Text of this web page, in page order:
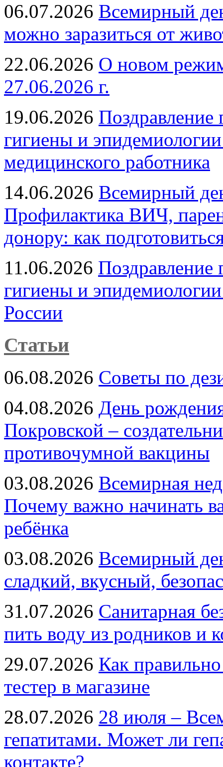
06.07.2026 Всемирный
можно заразиться от
22.06.2026 О новом
27.06.2026 г.
19.06.2026 Поздравление
гигиены и
медицинского работника
14.06.2026 Всемирный
Профилактика ВИЧ,
донору: как
11.06.2026 Поздравление
гигиены и
России
Статьи
06.08.2026 Советы по
04.08.2026 День
Покровской –
противочумной вакцины
03.08.2026 Всемирная
Почему важно начинать
ребёнка
03.08.2026 Всемирный
сладкий, вкусный,
31.07.2026 Санитарная
пить воду из родников и
29.07.2026 Как
тестер в магазине
28.07.2026 28 июля –
гепатитами. Может ли
контакте?